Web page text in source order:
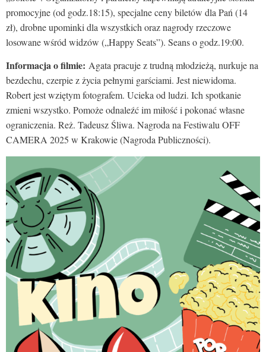
promocyjne (od godz.18:15), specjalne ceny biletów dla Pań (14
zł), drobne upominki dla wszystkich oraz nagrody rzeczowe
losowane wśród widzów („Happy Seats”). Seans o godz.19:00.
Informacja o filmie: Agata pracuje z trudną młodzieżą, nurkuje na
bezdechu, czerpie z życia pełnymi garściami. Jest niewidoma.
Robert jest wziętym fotografem. Ucieka od ludzi. Ich spotkanie
zmieni wszystko. Pomoże odnaleźć im miłość i pokonać własne
ograniczenia. Reż. Tadeusz Śliwa. Nagroda na Festiwalu OFF
CAMERA 2025 w Krakowie (Nagroda Publiczności).